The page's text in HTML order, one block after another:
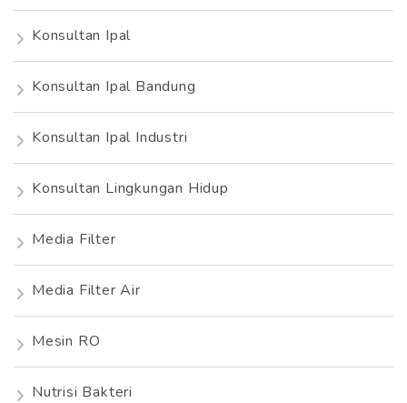
Konsultan Ipal
Konsultan Ipal Bandung
Konsultan Ipal Industri
Konsultan Lingkungan Hidup
Media Filter
Media Filter Air
Mesin RO
Nutrisi Bakteri